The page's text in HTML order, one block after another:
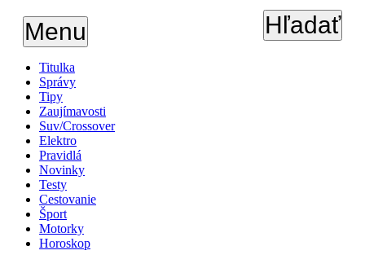
Menu Hľadať
Titulka
Správy
Tipy
Zaujímavosti
Suv/Crossover
Elektro
Pravidlá
Novinky
Testy
Cestovanie
Šport
Motorky
Horoskop